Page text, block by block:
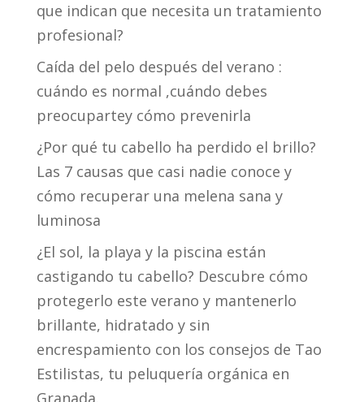
que indican que necesita un tratamiento
profesional?
Caída del pelo después del verano :
cuándo es normal ,cuándo debes
preocupartey cómo prevenirla
¿Por qué tu cabello ha perdido el brillo?
Las 7 causas que casi nadie conoce y
cómo recuperar una melena sana y
luminosa
¿El sol, la playa y la piscina están
castigando tu cabello? Descubre cómo
protegerlo este verano y mantenerlo
brillante, hidratado y sin
encrespamiento con los consejos de Tao
Estilistas, tu peluquería orgánica en